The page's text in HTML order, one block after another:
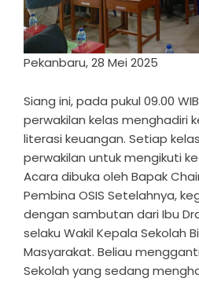
Pekanbaru, 28 Mei 2025
Siang ini, pada pukul 09.00
perwakilan kelas menghadiri
literasi keuangan. Setiap
perwakilan untuk mengikuti
Acara dibuka oleh Bapak
Pembina OSIS Setelahnya,
dengan sambutan dari Ibu
selaku Wakil Kepala Sekolah
Masyarakat. Beliau
Sekolah yang sedang